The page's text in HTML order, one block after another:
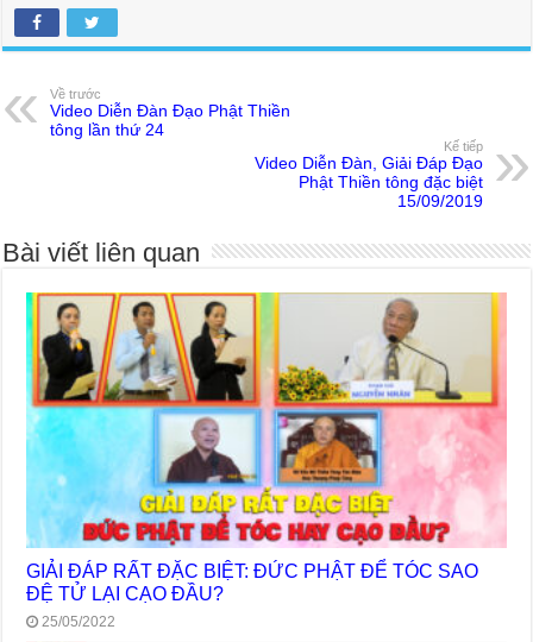
Về trước
Video Diễn Đàn Đạo Phật Thiền
tông lần thứ 24
Kế tiếp
Video Diễn Đàn, Giải Đáp Đạo
Phật Thiền tông đặc biệt
15/09/2019
Bài viết liên quan
GIẢI ĐÁP RẤT ĐẶC BIỆT: ĐỨC PHẬT ĐỂ TÓC SAO
ĐỆ TỬ LẠI CẠO ĐẦU?
25/05/2022